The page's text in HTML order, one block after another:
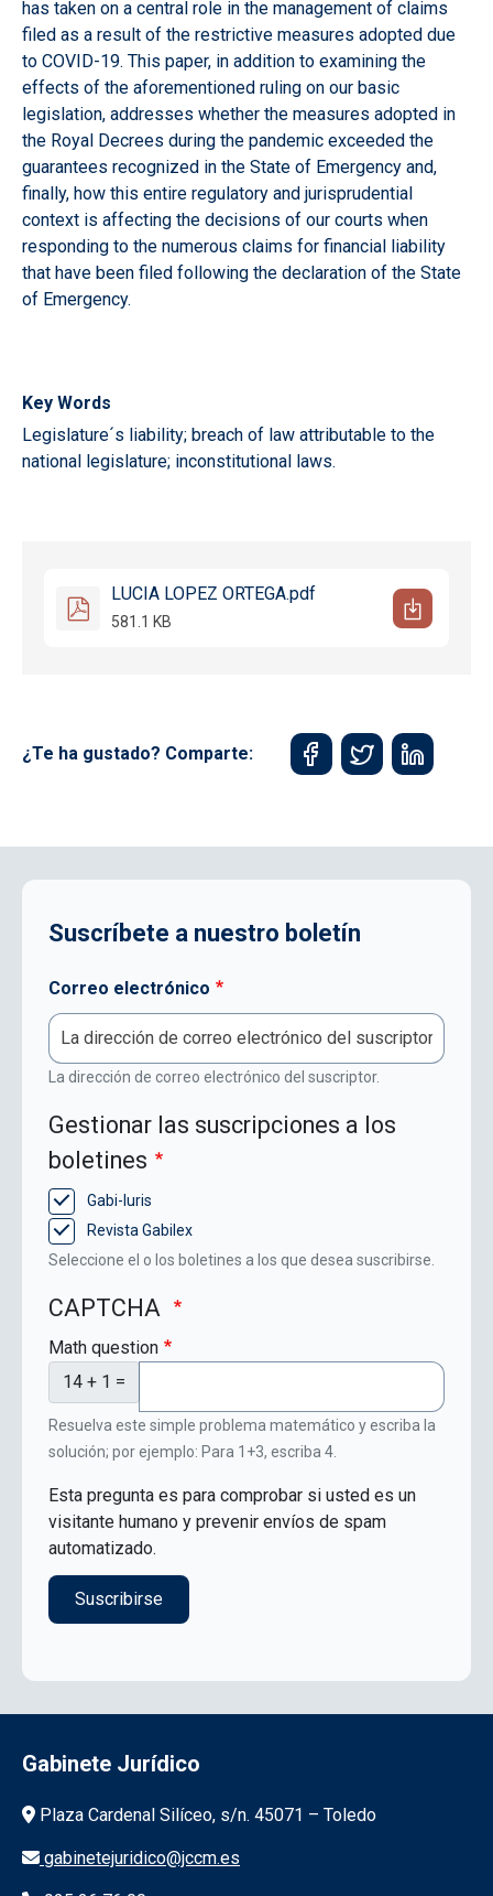
has taken on a central role in the management of claims
filed as a result of the restrictive measures adopted due
to COVID-19. This paper, in addition to examining the
effects of the aforementioned ruling on our basic
legislation, addresses whether the measures adopted in
the Royal Decrees during the pandemic exceeded the
guarantees recognized in the State of Emergency and,
finally, how this entire regulatory and jurisprudential
context is affecting the decisions of our courts when
responding to the numerous claims for financial liability
that have been filed following the declaration of the State
of Emergency.
Key Words
Legislature´s liability; breach of law attributable to the
national legislature; inconstitutional laws.
LUCIA LOPEZ ORTEGA.pdf
581.1 KB
¿Te ha gustado? Comparte:
Suscríbete a nuestro boletín
Correo electrónico
La dirección de correo electrónico del suscriptor.
Gestionar las suscripciones a los
boletines
Gabi-Iuris
Revista Gabilex
Seleccione el o los boletines a los que desea suscribirse.
CAPTCHA
Math question
14 + 1 =
Resuelva este simple problema matemático y escriba la
solución; por ejemplo: Para 1+3, escriba 4.
Esta pregunta es para comprobar si usted es un
visitante humano y prevenir envíos de spam
automatizado.
Gabinete Jurídico
Información de la institución
Plaza Cardenal Silíceo, s/n. 45071 – Toledo
gabinetejuridico@jccm.es